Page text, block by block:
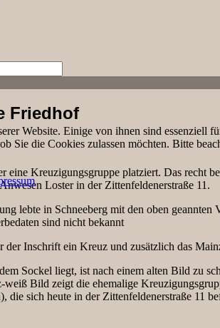
Friedhof
eine Kreuzigungsgruppe platziert. Das recht
Loster in der Zittenfeldenerstraße 11.
lebte in Schneeberg mit den oben
sind nicht bekannt
der Inschrift ein Kreuz und zusätzlich das
Sockel liegt, ist nach einem alten Bild zu
weiß Bild zeigt die ehemalige
die sich heute in der Zittenfeldenerstraße 11
Website. Einige von ihnen sind essenziell
Sie die Cookies zulassen möchten. Bitte